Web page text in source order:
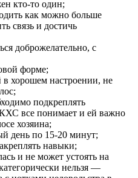
кто-то один;
как можно больше
связь и достичь
доброжелательно, с
форме;
в хорошем настроении, не
подкреплять
все понимает и ей важно
хозяина;
день по 15-20 минут;
навыки;
и не может устоять на
нельзя —